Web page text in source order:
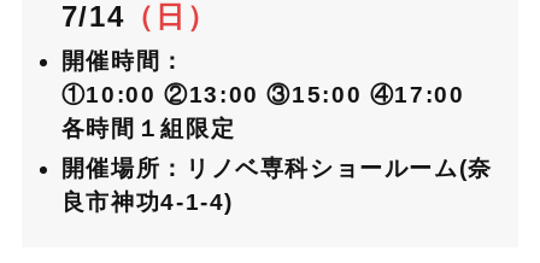
7/14 （日）
開催時間：
①10:00 ②13:00 ③15:00 ④17:00
各時間１組限定
開催場所：
リノベ専科ショールーム(奈
良市神功4-1-4)